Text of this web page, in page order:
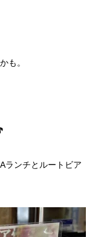
も。
ランチとルートビア